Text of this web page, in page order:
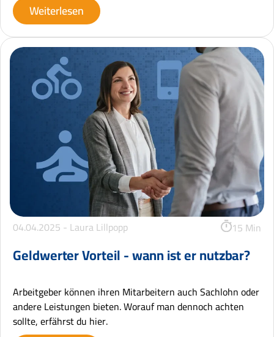
Weiterlesen
04.04.2025 - Laura Lillpopp 15 Min
Geldwerter Vorteil - wann ist er nutzbar?
Arbeitgeber können ihren Mitarbeitern auch Sachlohn oder
andere Leistungen bieten. Worauf man dennoch achten
sollte, erfährst du hier.